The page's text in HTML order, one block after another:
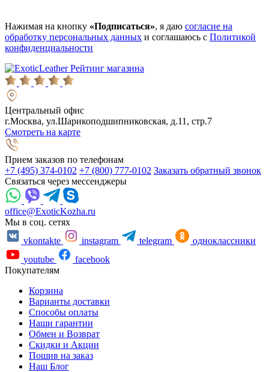
Нажимая на кнопку «Подписаться», я даю согласие на
обработку персональных данных и соглашаюсь с Политикой
конфиденциальности
Рейтинг магазина
Центральный офис
г.Москва, ул.Шарикоподшипниковская, д.11, стр.7
Смотреть на карте
Прием заказов по телефонам
+7 (495) 374-0102 +7 (800) 777-0102 Заказать обратный звонок
Связаться через мессенджеры
office@ExoticKozha.ru
Мы в соц. сетях
vkontakte
instagram telegram
одноклассники
youtube
facebook
Покупателям
Корзина
Варианты доставки
Способы оплаты
Наши гарантии
Обмен и Возврат
Скидки и Акции
Пошив на заказ
Наш Блог